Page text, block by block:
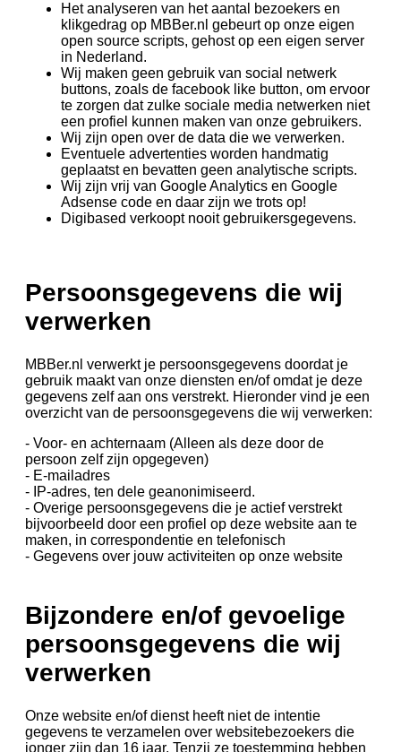
Het analyseren van het aantal bezoekers en
klikgedrag op MBBer.nl gebeurt op onze eigen
open source scripts, gehost op een eigen server
in Nederland.
Wij maken geen gebruik van social netwerk
buttons, zoals de facebook like button, om ervoor
te zorgen dat zulke sociale media netwerken niet
een profiel kunnen maken van onze gebruikers.
Wij zijn open over de data die we verwerken.
Eventuele advertenties worden handmatig
geplaatst en bevatten geen analytische scripts.
Wij zijn vrij van Google Analytics en Google
Adsense code en daar zijn we trots op!
Digibased verkoopt nooit gebruikersgegevens.
Persoonsgegevens die wij
verwerken
MBBer.nl verwerkt je persoonsgegevens doordat je
gebruik maakt van onze diensten en/of omdat je deze
gegevens zelf aan ons verstrekt. Hieronder vind je een
overzicht van de persoonsgegevens die wij verwerken:
- Voor- en achternaam (Alleen als deze door de
persoon zelf zijn opgegeven)
- E-mailadres
- IP-adres, ten dele geanonimiseerd.
- Overige persoonsgegevens die je actief verstrekt
bijvoorbeeld door een profiel op deze website aan te
maken, in correspondentie en telefonisch
- Gegevens over jouw activiteiten op onze website
Bijzondere en/of gevoelige
persoonsgegevens die wij
verwerken
Onze website en/of dienst heeft niet de intentie
gegevens te verzamelen over websitebezoekers die
jonger zijn dan 16 jaar. Tenzij ze toestemming hebben